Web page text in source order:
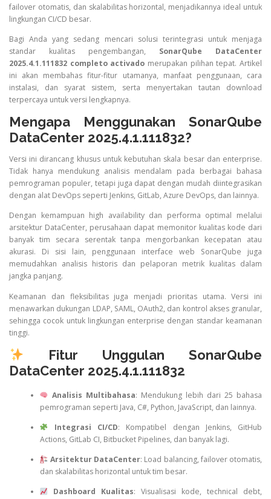
failover otomatis, dan skalabilitas horizontal, menjadikannya ideal untuk
lingkungan CI/CD besar.
Bagi Anda yang sedang mencari solusi terintegrasi untuk menjaga
standar kualitas pengembangan, SonarQube DataCenter
2025.4.1.111832 completo activado merupakan pilihan tepat. Artikel
ini akan membahas fitur-fitur utamanya, manfaat penggunaan, cara
instalasi, dan syarat sistem, serta menyertakan tautan download
terpercaya untuk versi lengkapnya.
Mengapa Menggunakan SonarQube
DataCenter 2025.4.1.111832?
Versi ini dirancang khusus untuk kebutuhan skala besar dan enterprise.
Tidak hanya mendukung analisis mendalam pada berbagai bahasa
pemrograman populer, tetapi juga dapat dengan mudah diintegrasikan
dengan alat DevOps seperti Jenkins, GitLab, Azure DevOps, dan lainnya.
Dengan kemampuan high availability dan performa optimal melalui
arsitektur DataCenter, perusahaan dapat memonitor kualitas kode dari
banyak tim secara serentak tanpa mengorbankan kecepatan atau
akurasi. Di sisi lain, penggunaan interface web SonarQube juga
memudahkan analisis historis dan pelaporan metrik kualitas dalam
jangka panjang.
Keamanan dan fleksibilitas juga menjadi prioritas utama. Versi ini
menawarkan dukungan LDAP, SAML, OAuth2, dan kontrol akses granular,
sehingga cocok untuk lingkungan enterprise dengan standar keamanan
tinggi.
Fitur Unggulan SonarQube
DataCenter 2025.4.1.111832
Analisis Multibahasa: Mendukung lebih dari 25 bahasa
pemrograman seperti Java, C#, Python, JavaScript, dan lainnya.
Integrasi CI/CD: Kompatibel dengan Jenkins, GitHub
Actions, GitLab CI, Bitbucket Pipelines, dan banyak lagi.
Arsitektur DataCenter: Load balancing, failover otomatis,
dan skalabilitas horizontal untuk tim besar.
Dashboard Kualitas: Visualisasi kode, technical debt,